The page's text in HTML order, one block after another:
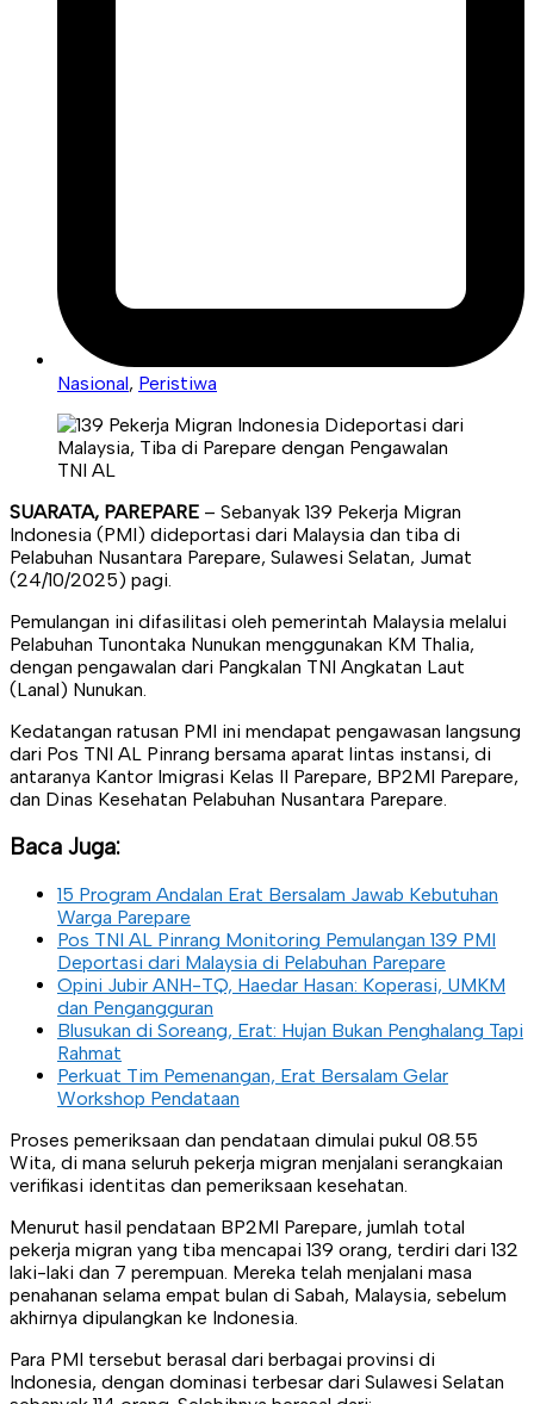
Nasional, Peristiwa
SUARATA, PAREPARE – Sebanyak 139 Pekerja Migran
Indonesia (PMI) dideportasi dari Malaysia dan tiba di
Pelabuhan Nusantara Parepare, Sulawesi Selatan, Jumat
(24/10/2025) pagi.
Pemulangan ini difasilitasi oleh pemerintah Malaysia melalui
Pelabuhan Tunontaka Nunukan menggunakan KM Thalia,
dengan pengawalan dari Pangkalan TNI Angkatan Laut
(Lanal) Nunukan.
Kedatangan ratusan PMI ini mendapat pengawasan langsung
dari Pos TNI AL Pinrang bersama aparat lintas instansi, di
antaranya Kantor Imigrasi Kelas II Parepare, BP2MI Parepare,
dan Dinas Kesehatan Pelabuhan Nusantara Parepare.
Baca Juga:
15 Program Andalan Erat Bersalam Jawab Kebutuhan
Warga Parepare
Pos TNI AL Pinrang Monitoring Pemulangan 139 PMI
Deportasi dari Malaysia di Pelabuhan Parepare
Opini Jubir ANH-TQ, Haedar Hasan: Koperasi, UMKM
dan Pengangguran
Blusukan di Soreang, Erat: Hujan Bukan Penghalang Tapi
Rahmat
Perkuat Tim Pemenangan, Erat Bersalam Gelar
Workshop Pendataan
Proses pemeriksaan dan pendataan dimulai pukul 08.55
Wita, di mana seluruh pekerja migran menjalani serangkaian
verifikasi identitas dan pemeriksaan kesehatan.
Menurut hasil pendataan BP2MI Parepare, jumlah total
pekerja migran yang tiba mencapai 139 orang, terdiri dari 132
laki-laki dan 7 perempuan. Mereka telah menjalani masa
penahanan selama empat bulan di Sabah, Malaysia, sebelum
akhirnya dipulangkan ke Indonesia.
Para PMI tersebut berasal dari berbagai provinsi di
Indonesia, dengan dominasi terbesar dari Sulawesi Selatan